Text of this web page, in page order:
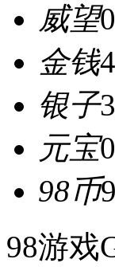
威望0
金钱4
银子
元宝0
98币
98游戏